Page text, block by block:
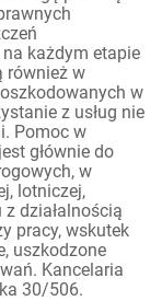
każdym etapie
również w
w
z usług nie
Pomoc w
głównie do
w
lotniczej,
działalnością
pracy, wskutek
uszkodzone
Kancelaria
30/506.